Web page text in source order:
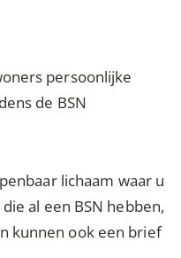
persoonlijke
de BSN
lichaam waar u
al een BSN hebben,
kunnen ook een brief